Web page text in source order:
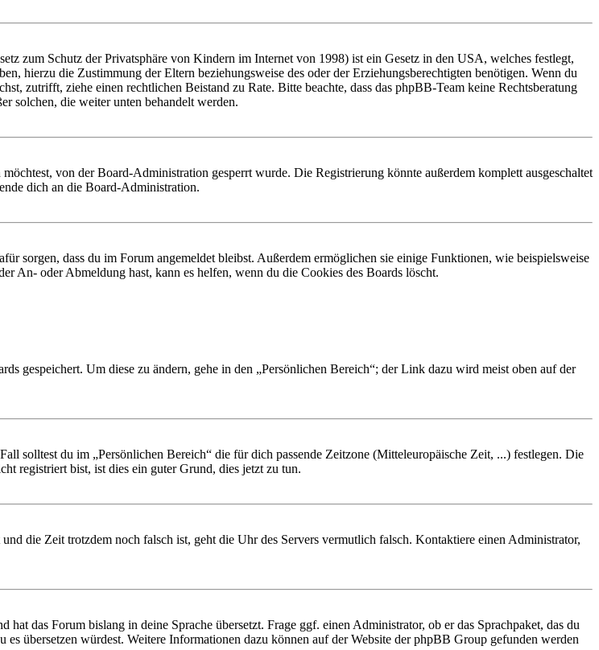
zum Schutz der Privatsphäre von Kindern im Internet von 1998) ist ein Gesetz in den USA, welches festlegt,
hierzu die Zustimmung der Eltern beziehungsweise des oder der Erziehungsberechtigten benötigen. Wenn du
zutrifft, ziehe einen rechtlichen Beistand zu Rate. Bitte beachte, dass das phpBB-Team keine Rechtsberatung
solchen, die weiter unten behandelt werden.
von der Board-Administration gesperrt wurde. Die Registrierung könnte außerdem komplett ausgeschaltet
dich an die Board-Administration.
sorgen, dass du im Forum angemeldet bleibst. Außerdem ermöglichen sie einige Funktionen, wie beispielsweise
An- oder Abmeldung hast, kann es helfen, wenn du die Cookies des Boards löscht.
gespeichert. Um diese zu ändern, gehe in den „Persönlichen Bereich“; der Link dazu wird meist oben auf der
solltest du im „Persönlichen Bereich“ die für dich passende Zeitzone (Mitteleuropäische Zeit, ...) festlegen. Die
registriert bist, ist dies ein guter Grund, dies jetzt zu tun.
die Zeit trotzdem noch falsch ist, geht die Uhr des Servers vermutlich falsch. Kontaktiere einen Administrator,
das Forum bislang in deine Sprache übersetzt. Frage ggf. einen Administrator, ob er das Sprachpaket, das du
übersetzen würdest. Weitere Informationen dazu können auf der Website der phpBB Group gefunden werden